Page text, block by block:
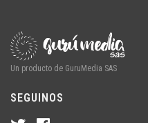
Un producto de GuruMedia SAS
SEGUINOS